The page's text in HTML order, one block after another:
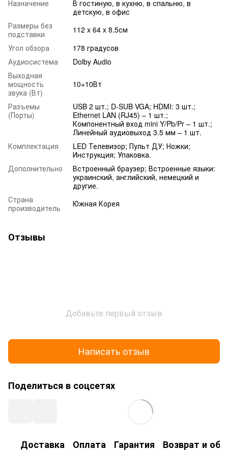
Назначение
В гостиную, в кухню, в спальню, в
детскую, в офис
Размеры без
подставки
112 x 64 x 8.5см
Угол обзора
178 градусов
Аудиосистема
Dolby Audio
Выходная
мощность
звука (Вт)
10+10Вт
Разъемы
(Порты)
USB 2 шт.; D-SUB VGA; HDMI: 3 шт.;
Ethernet LAN (RJ45) – 1 шт.;
Компонентный вход mini Y/Pb/Pr – 1 шт.;
Линейный аудиовыход 3.5 мм – 1 шт.
Комплектация
LED Телевизор; Пульт ДУ; Ножки;
Инструкция; Упаковка.
Дополнительно
Встроенный браузер; Встроенные языки:
украинский, английский, немецкий и
другие.
Страна
производитель
Южная Корея
Отзывы
Добавьте первый отзыв
Написать отзыв
Поделиться в соцсетях
Доставка Оплата Гарантия Возврат и